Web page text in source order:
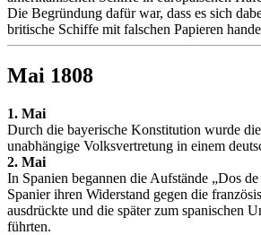
Die Begründung dafür war, dass es sich
britische Schiffe mit falschen Papieren
Mai 1808
1. Mai
Durch die bayerische Konstitution wurde die
unabhängige Volksvertretung in einem
2. Mai
In Spanien begannen die Aufstände „Dos
Spanier ihren Widerstand gegen die
ausdrückte und die später zum spanischen
führten.